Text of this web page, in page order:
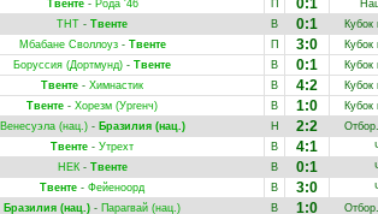
Твенте- Рода '46 П 0:1
ТНТ - Твенте В 0:1
Кубок
Мбабане Своллоуз- Твенте П 3:0
Кубок
Боруссия (Дортмунд) - Твенте В 0:1
Кубок
Твенте - Химнастик В 4:2
Кубок
Твенте - Хорезм (Ургенч) В 1:0
Кубок
Венесуэла (нац.)- Бразилия (нац.) Н 2:2
Твенте - Утрехт В 4:1
НЕК- Твенте В 0:1
Твенте - Фейеноорд В 3:0
Бразилия (нац.) - Парагвай (нац.) В 1:0